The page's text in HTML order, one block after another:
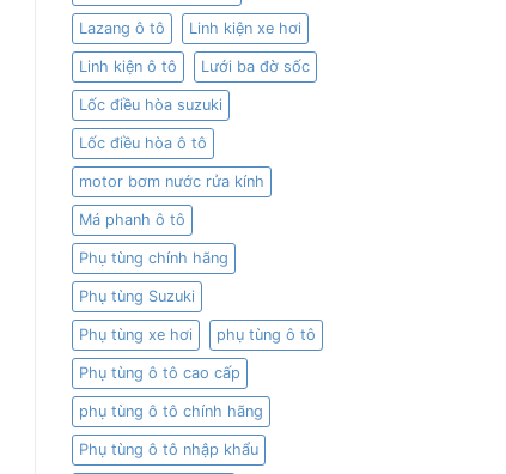
Lazang ô tô Linh kiện xe hơi
Linh kiện ô tô Lưới ba đờ sốc
Lốc điều hòa suzuki
Lốc điều hòa ô tô
motor bơm nước rửa kính
Má phanh ô tô
Phụ tùng chính hãng
Phụ tùng Suzuki
Phụ tùng xe hơi phụ tùng ô tô
Phụ tùng ô tô cao cấp
phụ tùng ô tô chính hãng
Phụ tùng ô tô nhập khẩu